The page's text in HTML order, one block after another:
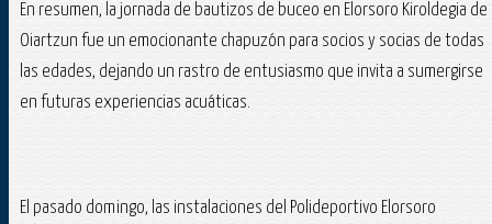
En resumen, la jornada de bautizos de buceo en Elorsoro Kiroldegia de
Oiartzun fue un emocionante chapuzón para socios y socias de todas
las edades, dejando un rastro de entusiasmo que invita a sumergirse
en futuras experiencias acuáticas.
El pasado domingo, las instalaciones del Polideportivo Elorsoro